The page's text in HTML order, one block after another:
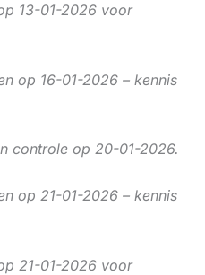
13-01-2026 voor
op 16-01-2026 – kennis
controle op 20-01-2026.
op 21-01-2026 – kennis
21-01-2026 voor